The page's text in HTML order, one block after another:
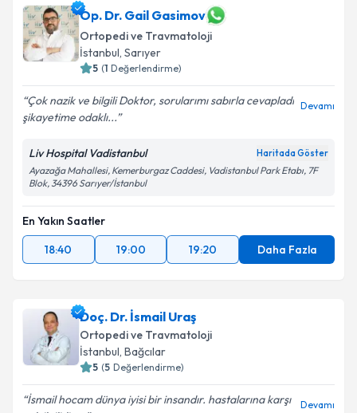
Op. Dr. Gail Gasimov
Ortopedi ve Travmatoloji
İstanbul, Sarıyer
5 (1 Değerlendirme)
Çok nazik ve bilgili Doktor, sorularımı sabırla cevapladı
şikayetime odaklı...
Devamı
Liv Hospital Vadistanbul Haritada Göster
Ayazağa Mahallesi, Kemerburgaz Caddesi, Vadistanbul Park Etabı, 7F
Blok, 34396 Sarıyer/İstanbul
En Yakın Saatler
18:40
19:00 19:20 Daha Fazla
Doç. Dr. İsmail Uraş
Ortopedi ve Travmatoloji
İstanbul, Bağcılar
5 (5 Değerlendirme)
İsmail hocam dünya iyisi bir insandır. hastalarına karşı
Devamı